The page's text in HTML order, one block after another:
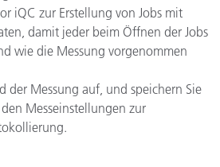
iQC zur Erstellung von Jobs mit
damit jeder beim Öffnen der Jobs
wie die Messung vorgenommen
der Messung auf, und speichern Sie
Messeinstellungen zur